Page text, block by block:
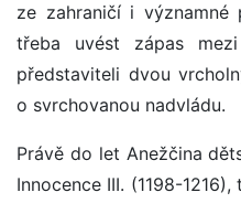
ze zahraničí i
třeba uvést zápas
představiteli dvou
o svrchovanou nadvládu.
Právě do let Anežčina
Innocence III. (1198-